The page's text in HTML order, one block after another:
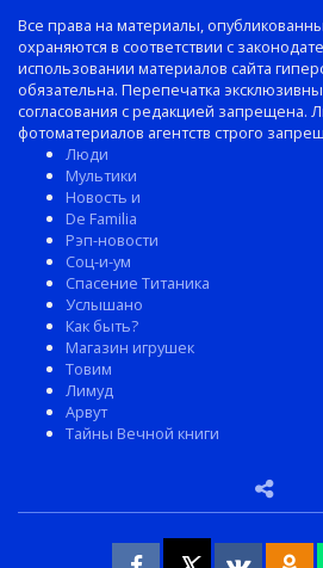
Все права на материалы,
охраняются в соответствии с
использовании материалов сайта
обязательна. Перепечатка
согласования с редакцией запрещена.
фотоматериалов агентств строго
Люди
Мультики
Новость и
De Familia
Рэп-новости
Соц-и-ум
Спасение Титаника
Услышано
Как быть?
Магазин игрушек
Товим
Лимуд
Арвут
Тайны Вечной книги